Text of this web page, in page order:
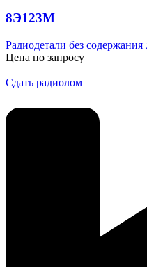
8Э123М
Радиодетали без содержания
Цена по запросу
Сдать радиолом